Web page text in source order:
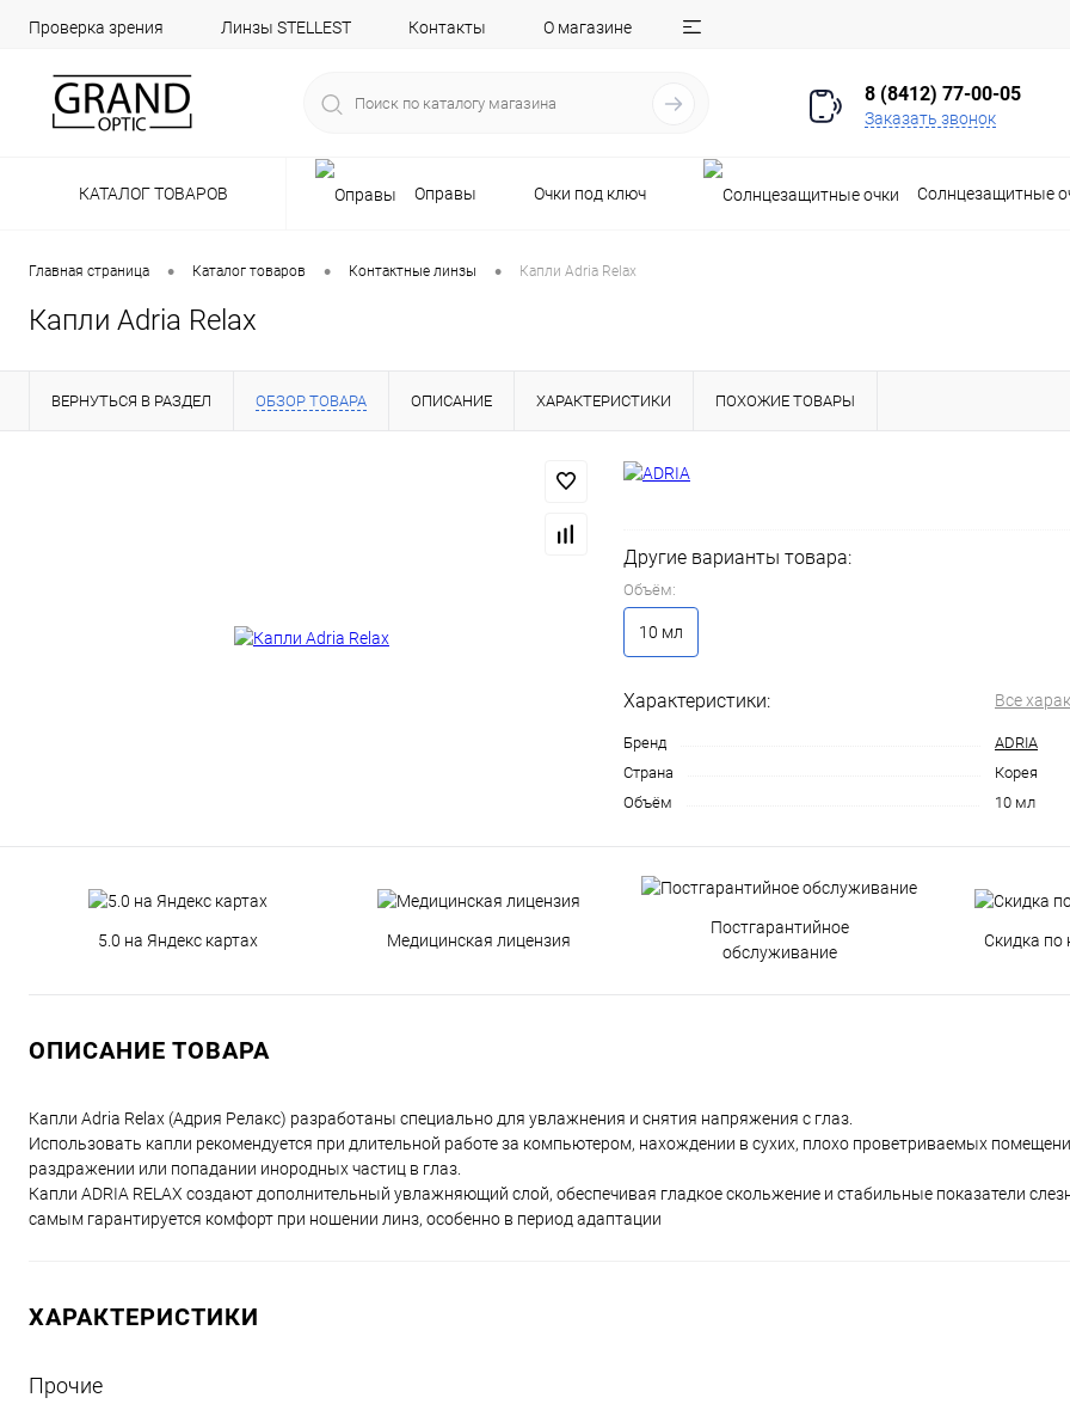
Проверка зрения Линзы STELLEST Контакты О магазине
8 (8412) 77-00-05
Заказать звонок
КАТАЛОГ ТОВАРОВ Оправы Очки под ключ Солнцезащитные
Главная страница • Каталог товаров • Контактные линзы • Капли Adria Relax
Капли Adria Relax
ВЕРНУТЬСЯ В РАЗДЕЛ ОБЗОР ТОВАРА ОПИСАНИЕ ХАРАКТЕРИСТИКИ ПОХОЖИЕ ТОВАРЫ
Другие варианты товара:
Объём:
10 мл
Характеристики: Все
Бренд
ADRIA
Страна
Корея
Объём
10 мл
5.0 на Яндекс картах Медицинская лицензия
Постгарантийное
обслуживание
Скидка по
ОПИСАНИЕ ТОВАРА
Капли Adria Relax (Адрия Релакс) разработаны специально для увлажнения и снятия напряжения с глаз.
Использовать капли рекомендуется при длительной работе за компьютером, нахождении в сухих, плохо проветриваемых
раздражении или попадании инородных частиц в глаз.
Капли ADRIA RELAX создают дополнительный увлажняющий слой, обеспечивая гладкое скольжение и стабильные показатели
самым гарантируется комфорт при ношении линз, особенно в период адаптации
ХАРАКТЕРИСТИКИ
Прочие